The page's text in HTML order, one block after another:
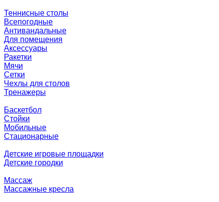
Теннисные столы
Всепогодные
Антивандальные
Для помещения
Аксессуары
Ракетки
Мячи
Сетки
Чехлы для столов
Тренажеры
Баскетбол
Стойки
Мобильные
Стационарные
Детские игровые площадки
Детские городки
Массаж
Массажные кресла